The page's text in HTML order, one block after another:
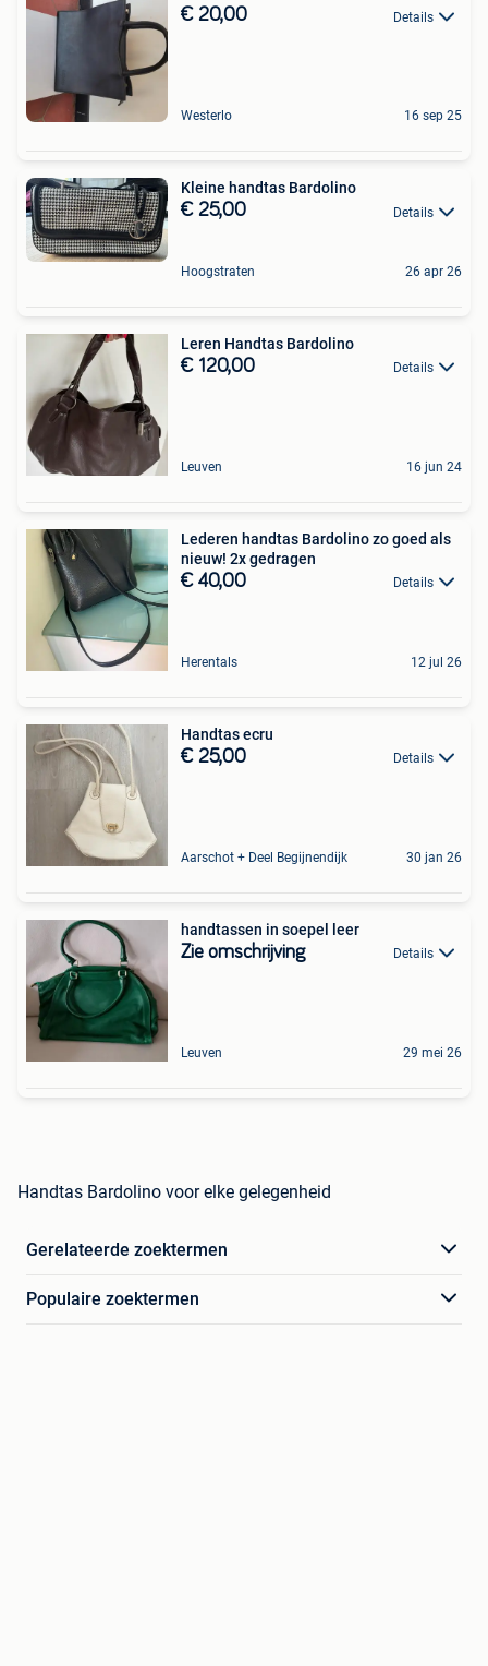
€ 20,00 Details
Westerlo 16 sep 25
Kleine handtas Bardolino
€ 25,00 Details
Hoogstraten 26 apr 26
Leren Handtas Bardolino
€ 120,00 Details
Leuven 16 jun 24
Lederen handtas Bardolino zo goed als
nieuw! 2x gedragen
€ 40,00 Details
Herentals 12 jul 26
Handtas ecru
€ 25,00 Details
Aarschot + Deel Begijnendijk 30 jan 26
handtassen in soepel leer
Zie omschrijving Details
Leuven 29 mei 26
Handtas Bardolino voor elke gelegenheid
Gerelateerde zoektermen
Populaire zoektermen